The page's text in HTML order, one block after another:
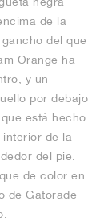
de la
del que
Orange ha
y un
por debajo
está hecho
interior de la
del pie.
de color en
de Gatorade